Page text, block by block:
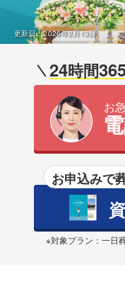
更新日：2026年2月13日
24時間
お
お申込みで
※対象プラン：一日